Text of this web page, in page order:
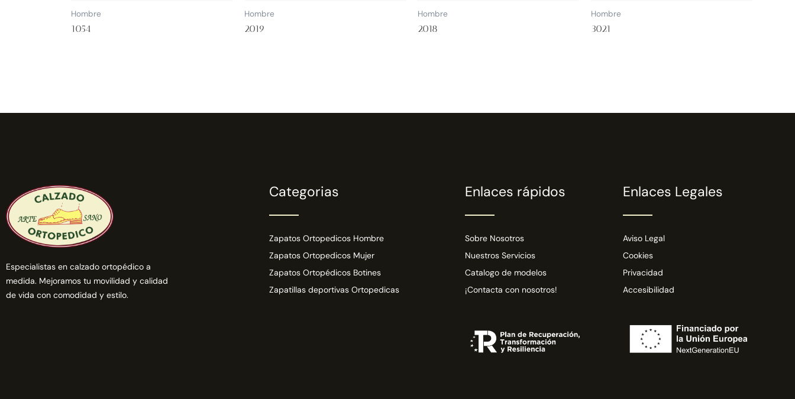
Hombre
1054
Hombre
2019
Hombre
2018
Hombre
3021
Especialistas en calzado ortopédico a
medida. Mejoramos tu movilidad y calidad
de vida con comodidad y estilo.
Categorias
Zapatos Ortopedicos Hombre
Zapatos Ortopedicos Mujer
Zapatos Ortopédicos Botines
Zapatillas deportivas Ortopedicas
Enlaces rápidos
Sobre Nosotros
Nuestros Servicios
Catalogo de modelos
¡Contacta con nosotros!
Enlaces Legales
Aviso Legal
Cookies
Privacidad
Accesibilidad